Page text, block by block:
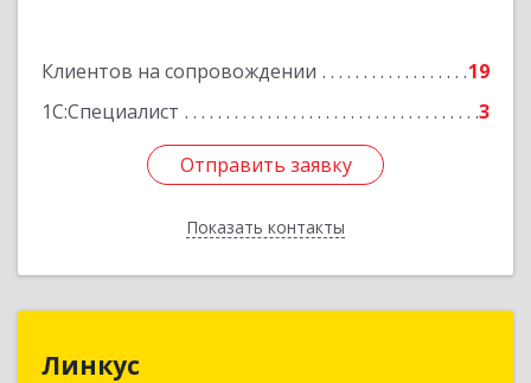
Клиентов на сопровождении
19
1С:Специалист
3
Отправить заявку
Показать контакты
Отправить заявку
Назад
Линкус